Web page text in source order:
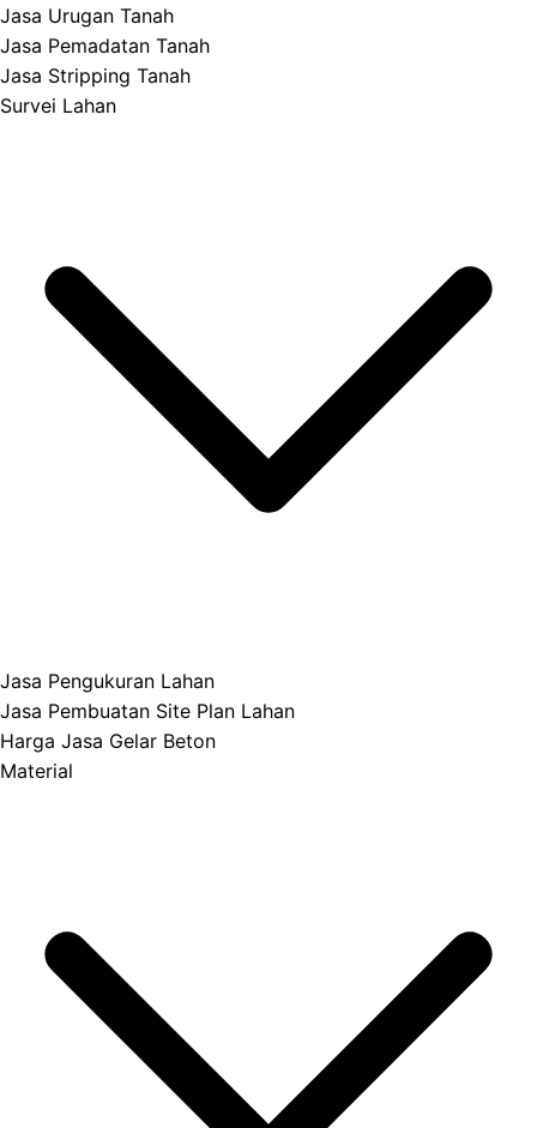
Jasa Urugan Tanah
Jasa Pemadatan Tanah
Jasa Stripping Tanah
Survei Lahan
Jasa Pengukuran Lahan
Jasa Pembuatan Site Plan Lahan
Harga Jasa Gelar Beton
Material